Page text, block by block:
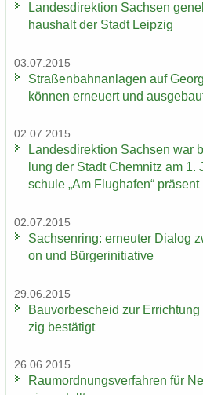
Lan­des­di­rek­ti­on Sach­sen
haus­halt der Stadt Leip­zig
03.07.2015
Stra­ßen­bahn­an­la­gen auf
kön­nen er­neu­ert und
02.07.2015
Lan­des­di­rek­ti­on Sach­sen war
lung der Stadt Chem­nitz am
schu­le „Am Flug­ha­fen“ prä­sent
02.07.2015
Sach­sen­ring: er­neu­ter Dia­log
on und Bür­ger­initia­ti­ve
29.06.2015
Bau­vor­be­scheid zur
zig be­stä­tigt
26.06.2015
Raum­ord­nungs­ver­fah­ren für